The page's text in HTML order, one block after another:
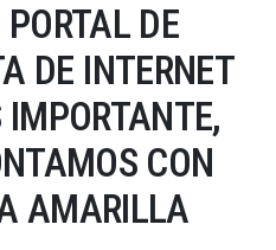
DE
DE INTERNET
CON
AMARILLA